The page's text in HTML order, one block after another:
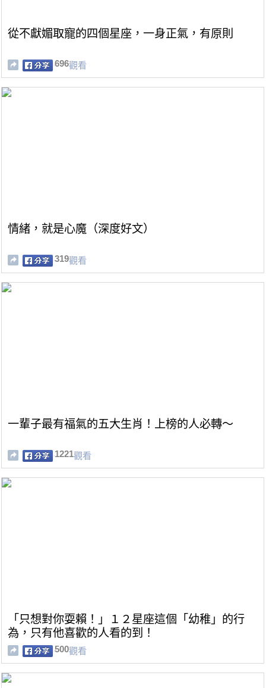
從不獻媚取寵的四個星座，一身正氣，有原則
696觀看
情緒，就是心魔（深度好文）
319觀看
一輩子最有福氣的五大生肖！上榜的人必轉～
1221觀看
「只想對你耍賴！」１２星座這個「幼稚」的行
為，只有他喜歡的人看的到！
500觀看